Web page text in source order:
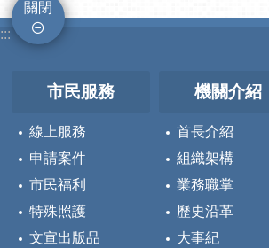
關閉
:::
市民服務
線上服務
申請案件
市民福利
特殊照護
文宣出版品
機關介紹
首長介紹
組織架構
業務職掌
歷史沿革
大事紀